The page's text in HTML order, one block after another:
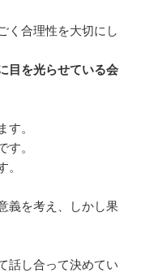
く合理性を大切にし
目を光らせている会
す。
す。
義を考え、しかし果
話し合って決めてい